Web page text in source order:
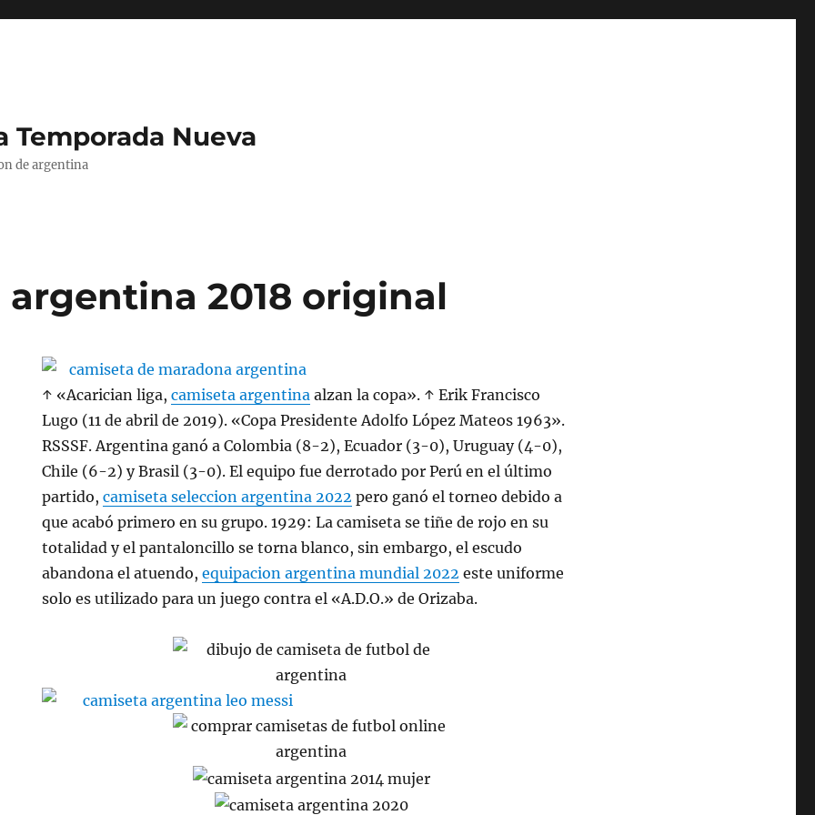
Temporada Nueva
de argentina
2018 original
↑ «Acarician liga,camiseta argentina alzan la copa». ↑ Erik Francisco
Lugo (11 de abril de 2019). «Copa Presidente Adolfo López Mateos 1963».
RSSSF. Argentina ganó a Colombia (8-2), Ecuador (3-0), Uruguay (4-0),
Chile (6-2) y Brasil (3-0). El equipo fue derrotado por Perú en el último
partido,camiseta seleccion argentina 2022 pero ganó el torneo debido a
que acabó primero en su grupo. 1929: La camiseta se tiñe de rojo en su
totalidad y el pantaloncillo se torna blanco, sin embargo, el escudo
abandona el atuendo,equipacion argentina mundial 2022 este uniforme
solo es utilizado para un juego contra el «A.D.O.» de Orizaba.